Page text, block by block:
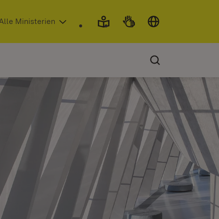
neuem Fenster)
Ministerien